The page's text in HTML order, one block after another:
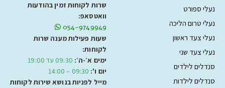
שרות לקוחות זמין בהודעות
וואטסאפ:
054-9749949
שעות פעילות מענה שרות
לקוחות:
ימים א׳-ה׳: 09:30 עד 19:00
יום ו': 09:30 – 14:00
מייל לפניות בנושא שירות לקוחות
נעלי ספורט
נעלי טרום הליכה
נעלי צעד ראשון
נעלי צעד שני
סנדלים לילדים
סנדלים לילדות